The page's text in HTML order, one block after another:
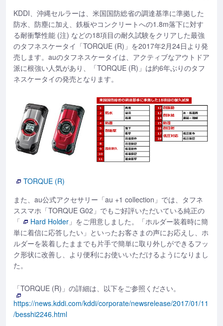
KDDI、沖縄セルラーは、米国国防総省の調達基準に準拠した
防水、防塵に加え、鉄板やコンクリートへの1.8m落下に対す
る耐衝撃性能 (注) などの18項目の耐久試験をクリアした最強
のタフネスケータイ「TORQUE (R)」を2017年2月24日より発
売します。auのタフネスケータイは、アクティブなアウトドア
派に根強い人気があり、「TORQUE (R)」は約6年ぶりのタフ
ネスケータイの発売となります。
TORQUE (R)
また、au公式アクセサリー「au +1 collection」では、タフネ
ススマホ「TORQUE G02」でもご好評いただいている純正の
「
Hard Holder 」をご用意しました。「ホルダー装着時に簡
単に着信に応答したい」といったお客さまの声にお応えし、ホ
ルダーを装着したままでも片手で簡単に取り外しができるフッ
ク形状に改善し、より便利にお使いいただけるようになりまし
た。
「TORQUE (R)」の詳細は、以下をご参照ください。
https://news.kddi.com/kddi/corporate/newsrelease/2017/01/11
/besshi2246.html